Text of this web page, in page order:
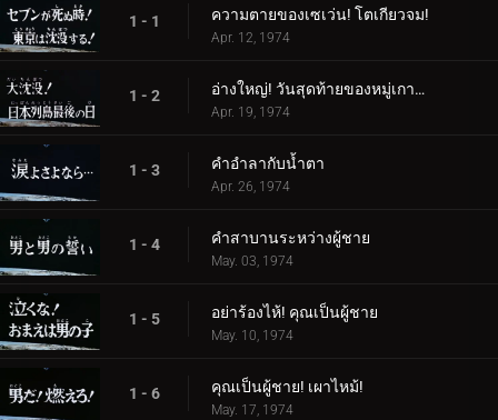
1 - 1 ความตายของเซเว่น! โตเกียวจม!
Apr. 12, 1974
1 - 2 อ่างใหญ่! วันสุดท้ายของหมู่เกาะญี่ปุ่น
Apr. 19, 1974
1 - 3 คำอำลากับน้ำตา
Apr. 26, 1974
1 - 4 คำสาบานระหว่างผู้ชาย
May. 03, 1974
1 - 5 อย่าร้องไห้! คุณเป็นผู้ชาย
May. 10, 1974
1 - 6 คุณเป็นผู้ชาย! เผาไหม้!
May. 17, 1974